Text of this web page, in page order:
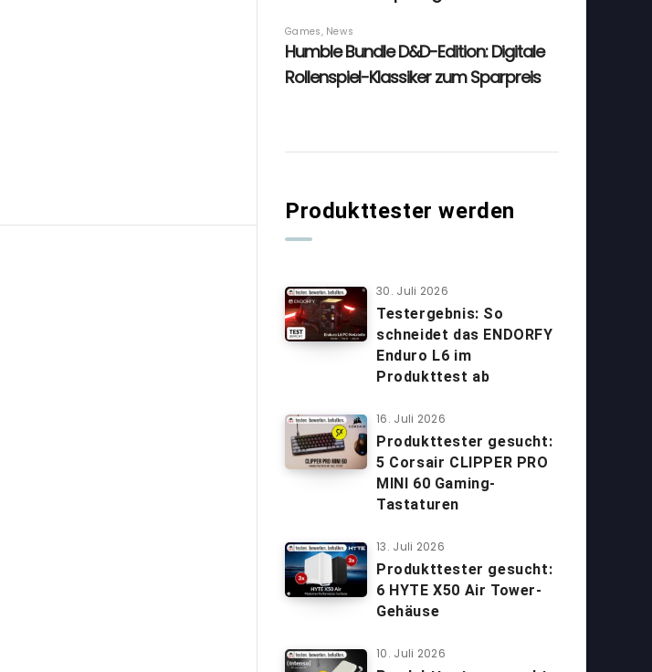
Produkttester werden
30. Juli 2026
Testergebnis: So
schneidet das ENDORFY
Enduro L6 im
Produkttest ab
16. Juli 2026
Produkttester gesucht:
5 Corsair CLIPPER PRO
MINI 60 Gaming-
Tastaturen
13. Juli 2026
Produkttester gesucht:
6 HYTE X50 Air Tower-
Gehäuse
10. Juli 2026